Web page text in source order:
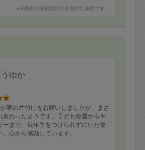
※依頼者の依頼当時の主観的な感想です。
ゆか
家の片付けをお願いしましたが、まさ
変わったようです。子ども部屋からキ
ーまで、長年手をつけられずにいた場
心から感動しています。